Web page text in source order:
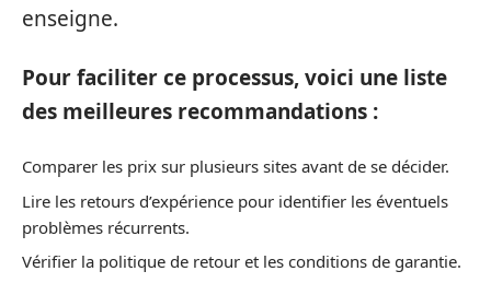
enseigne.
Pour faciliter ce processus, voici une liste
des meilleures recommandations :
Comparer les prix sur plusieurs sites avant de se décider.
Lire les retours d’expérience pour identifier les éventuels
problèmes récurrents.
Vérifier la politique de retour et les conditions de garantie.